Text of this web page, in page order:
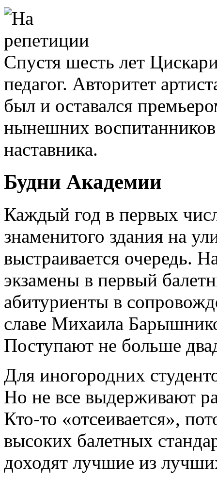
Спустя шесть лет
педагог. Авторитет
был и оставался
нынешних воспитанников
наставника.
Будни Академии
Каждый год в первых
знаменитого здания на
выстраивается очередь.
экзамены в первый
абитуриенты в
славе Михаила
Поступают не больше
Для иногородних
Но не все выдерживают
Кто-то «отсеивается»,
высоких балетных
доходят лучшие из